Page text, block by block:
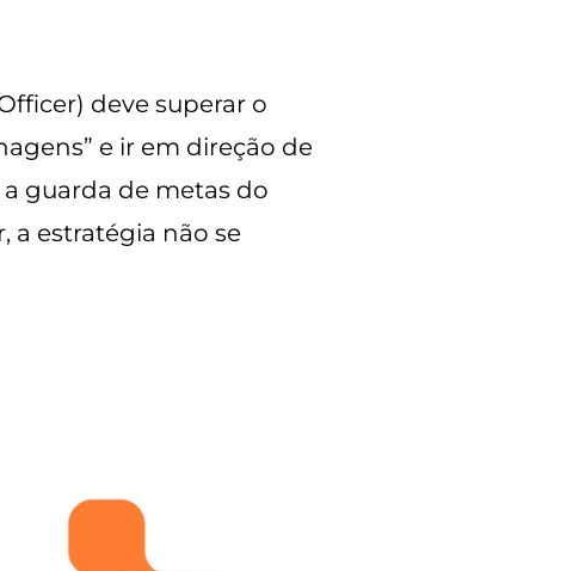
deve superar o
e ir em direção de
guarda de metas do
a estratégia não se